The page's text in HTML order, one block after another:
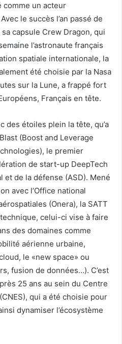
comme un acteur
le succès l’an passé de
capsule Crew Dragon, qui
l’astronaute français
spatiale internationale, la
été choisie par la Nasa
sur la Lune, a frappé fort
Français en tête.
des étoiles plein la tête, qu’a
(Boost and Leverage
le premier
de start-up DeepTech
et de la défense (ASD). Mené
avec l’Office national
(Onera), la SATT
celui-ci vise à faire
des domaines comme
aérienne urbaine,
le «new space» ou
fusion de données…). C’est
25 ans au sein du Centre
qui a été choisie pour
dynamiser l’écosystème